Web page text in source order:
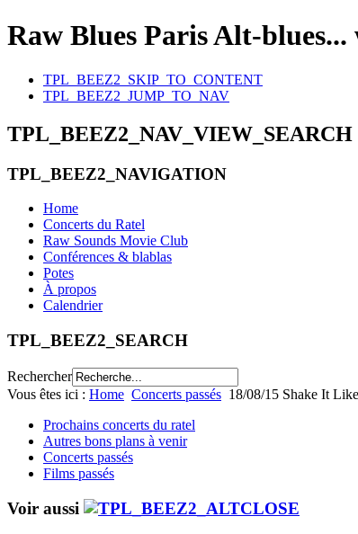
Raw Blues ParisAlt-blues...
TPL_BEEZ2_SKIP_TO_CONTENT
TPL_BEEZ2_JUMP_TO_NAV
TPL_BEEZ2_NAV_VIEW_SEARCH
TPL_BEEZ2_NAVIGATION
Home
Concerts du Ratel
Raw Sounds Movie Club
Conférences & blablas
Potes
À propos
Calendrier
TPL_BEEZ2_SEARCH
Rechercher
Vous êtes ici : Home Concerts passés 18/08/15 Shake It
Prochains concerts du ratel
Autres bons plans à venir
Concerts passés
Films passés
Voir aussi